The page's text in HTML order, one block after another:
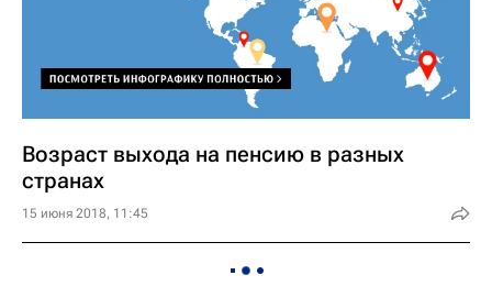
Возраст выхода на пенсию в разных
странах
15 июня 2018, 11:45